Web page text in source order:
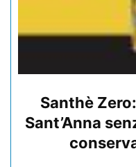
Santhè
Sant’Anna